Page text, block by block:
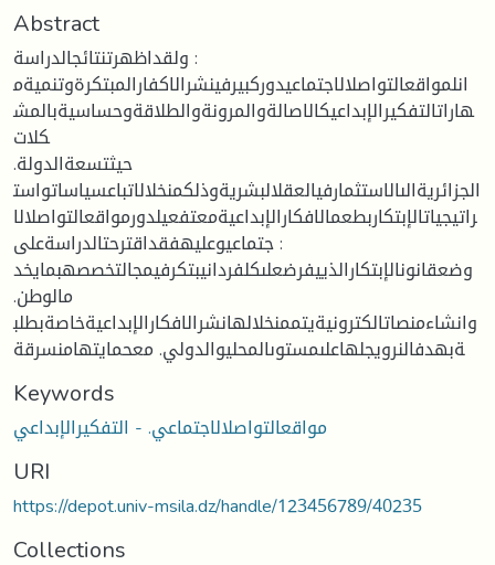
Abstract
ولقداظهرتنتائجالدراسة :
انلمواقعالتواصلالاجتماعيدوركبيرفينشرالاكفارالمبتكرةوتنميةم
هاراتالتفكيرالإبداعيكالاصالةوالمرونةوالطلاقةوحساسيةبالمش
كلات
حيثتسعةالدولة.
الجزائريةالىالاستثمارفيالعقلالبشريةوذلكمنخلالاتباعسياساتواست
راتيجياتالإبتكاربطعمالافكارالإبداعيةمعتفعيلدورمواقعالتواصلالا
جتماعيوعليهفقداقترحتالدراسةعلى :
وضعقانونالإبتكارالذييفرضعلىكلفردانيبتكرفيمجالتخصصهبمايخد
مالوطن.
وانشاءمنصاتالكترونيةيتممنخلالهانشرالافكارالإبداعيةخاصةبطلب
ةبهدفالنرويجلهاعلىمستوىالمحليوالدولي. معحمايتهامنسرقة
Keywords
مواقعالتواصلالاجتماعي. - التفكيرالإبداعي
URI
https://depot.univ-msila.dz/handle/123456789/40235
Collections